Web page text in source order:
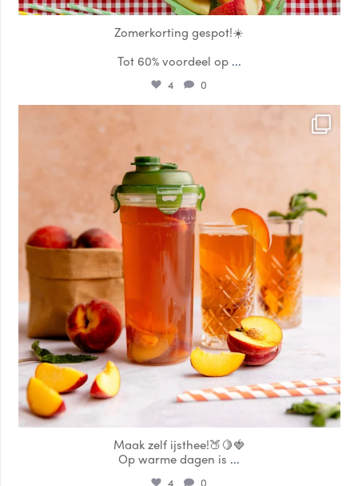
Zomerkorting gespot!☀️
Tot 60% voordeel op ...
4 0
Maak zelf ijsthee!🍑🍋🍓
Op warme dagen is ...
4 0